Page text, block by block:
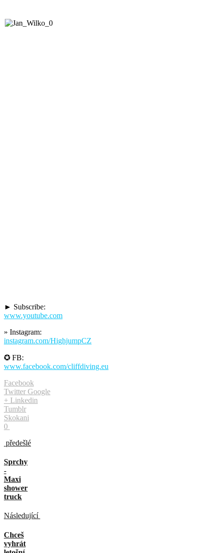
► Subscribe:
www.youtube.com
» Instagram:
instagram.com/HighjumpCZ
✪ FB:
www.facebook.com/cliffdiving.eu
Facebook
Twitter Google
+ Linkedin
Tumblr
Skokani
0
předešlé
Sprchy
-
Maxi
shower
truck
Následující
Chceš
vyhrát